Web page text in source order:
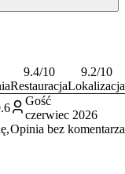
się o godzinie
gotówką, kartą
9.4/10
Restauracja
9.2/10
Lokalizacja
Gość
czerwiec 2026
Opinia bez